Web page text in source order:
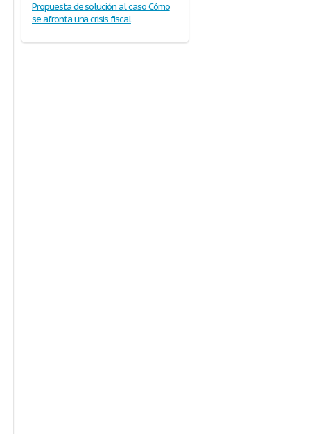
Propuesta de solución al caso Cómo
se afronta una crisis fiscal